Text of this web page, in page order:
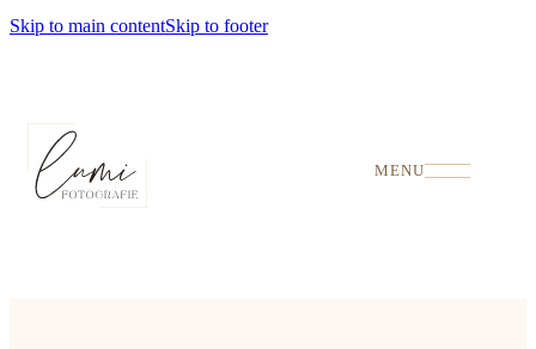
Skip to main contentSkip to footer
MENU